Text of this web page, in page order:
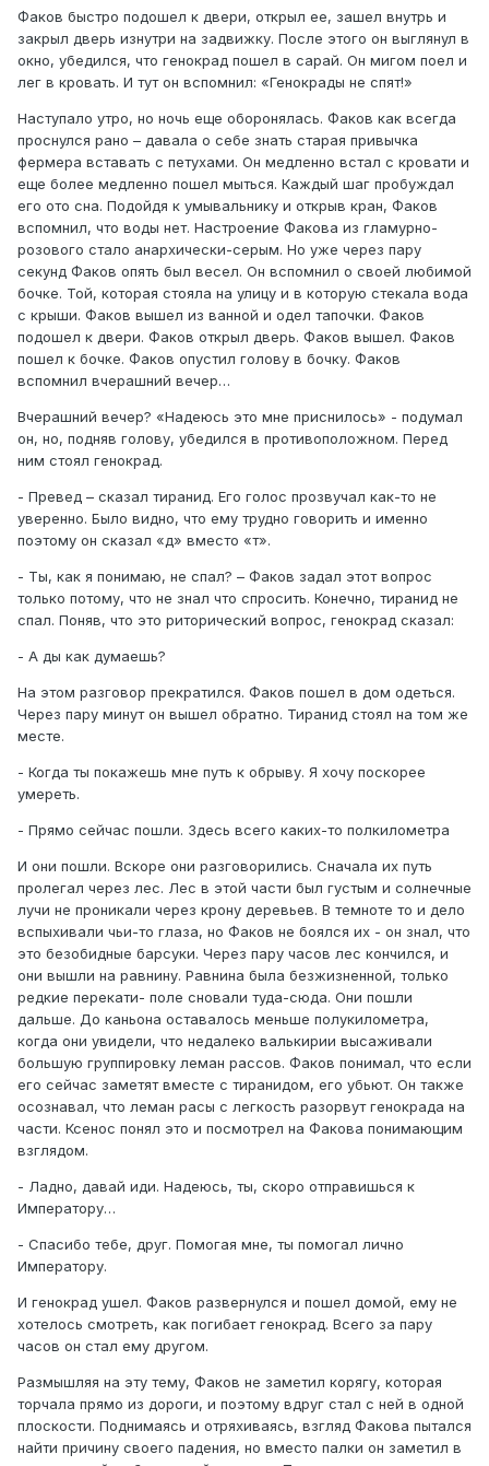
Факов быстро подошел к двери, открыл ее, зашел внутрь и
закрыл дверь изнутри на задвижку. После этого он выглянул в
окно, убедился, что генокрад пошел в сарай. Он мигом поел и
лег в кровать. И тут он вспомнил: «Генокрады не спят!»
Наступало утро, но ночь еще оборонялась. Факов как всегда
проснулся рано – давала о себе знать старая привычка
фермера вставать с петухами. Он медленно встал с кровати и
еще более медленно пошел мыться. Каждый шаг пробуждал
его ото сна. Подойдя к умывальнику и открыв кран, Факов
вспомнил, что воды нет. Настроение Факова из гламурно-
розового стало анархически-серым. Но уже через пару
секунд Факов опять был весел. Он вспомнил о своей любимой
бочке. Той, которая стояла на улицу и в которую стекала вода
с крыши. Факов вышел из ванной и одел тапочки. Факов
подошел к двери. Факов открыл дверь. Факов вышел. Факов
пошел к бочке. Факов опустил голову в бочку. Факов
вспомнил вчерашний вечер…
Вчерашний вечер? «Надеюсь это мне приснилось» - подумал
он, но, подняв голову, убедился в противоположном. Перед
ним стоял генокрад.
- Превед – сказал тиранид. Его голос прозвучал как-то не
уверенно. Было видно, что ему трудно говорить и именно
поэтому он сказал «д» вместо «т».
- Ты, как я понимаю, не спал? – Факов задал этот вопрос
только потому, что не знал что спросить. Конечно, тиранид не
спал. Поняв, что это риторический вопрос, генокрад сказал:
- А ды как думаешь?
На этом разговор прекратился. Факов пошел в дом одеться.
Через пару минут он вышел обратно. Тиранид стоял на том же
месте.
- Когда ты покажешь мне путь к обрыву. Я хочу поскорее
умереть.
- Прямо сейчас пошли. Здесь всего каких-то полкилометра
И они пошли. Вскоре они разговорились. Сначала их путь
пролегал через лес. Лес в этой части был густым и солнечные
лучи не проникали через крону деревьев. В темноте то и дело
вспыхивали чьи-то глаза, но Факов не боялся их - он знал, что
это безобидные барсуки. Через пару часов лес кончился, и
они вышли на равнину. Равнина была безжизненной, только
редкие перекати- поле сновали туда-сюда. Они пошли
дальше. До каньона оставалось меньше полукилометра,
когда они увидели, что недалеко валькирии высаживали
большую группировку леман рассов. Факов понимал, что если
его сейчас заметят вместе с тиранидом, его убьют. Он также
осознавал, что леман расы с легкость разорвут генокрада на
части. Ксенос понял это и посмотрел на Факова понимающим
взглядом.
- Ладно, давай иди. Надеюсь, ты, скоро отправишься к
Императору…
- Спасибо тебе, друг. Помогая мне, ты помогал лично
Императору.
И генокрад ушел. Факов развернулся и пошел домой, ему не
хотелось смотреть, как погибает генокрад. Всего за пару
часов он стал ему другом.
Размышляя на эту тему, Факов не заметил корягу, которая
торчала прямо из дороги, и поэтому вдруг стал с ней в одной
плоскости. Поднимаясь и отряхиваясь, взгляд Факова пытался
найти причину своего падения, но вместо палки он заметил в